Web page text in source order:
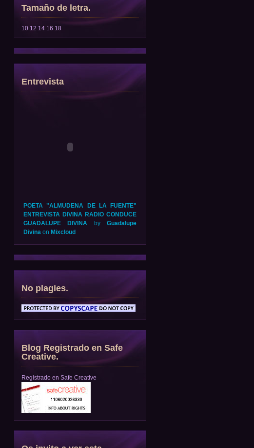
Tamaño de letra.
10 12 14 16 18
Entrevista
POETA "ALMUDENA DE LA FUENTE"
ENTREVISTA DIVINA RADIO CONDUCE
GUADALUPE DIVINA byGuadalupe
Divina on Mixcloud
No plagies.
Blog Registrado en Safe
Creative.
Registrado en Safe Creative